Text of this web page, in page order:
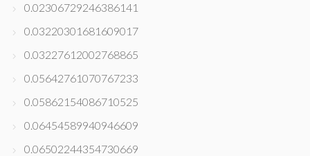
0.02306729246386141
0.03220301681609017
0.03227612002768865
0.05642761070767233
0.05862154086710525
0.06454589940946609
0.06502244354730669